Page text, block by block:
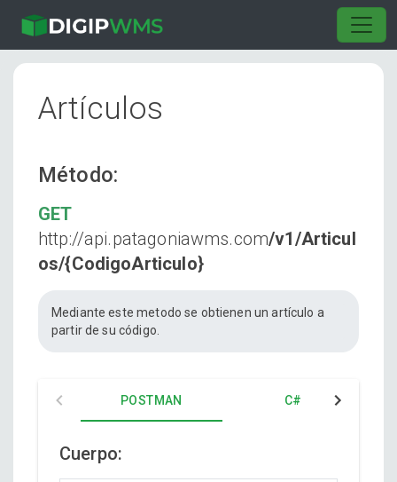
Artículos
Método:
GET
http://api.patagoniawms.com/v1/Articul
os/{CodigoArticulo}
Mediante este metodo se obtienen un artículo a
partir de su código.
POSTMAN C#
Cuerpo: